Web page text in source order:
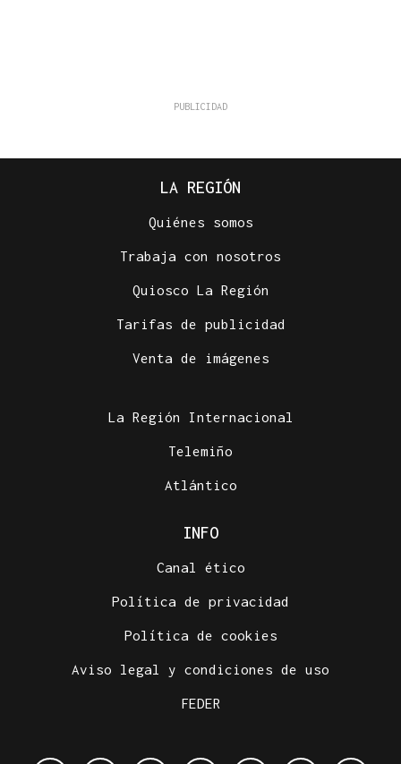
LA REGIÓN
Quiénes somos
Trabaja con nosotros
Quiosco La Región
Tarifas de publicidad
Venta de imágenes
La Región Internacional
Telemiño
Atlántico
INFO
Canal ético
Política de privacidad
Política de cookies
Aviso legal y condiciones de uso
FEDER